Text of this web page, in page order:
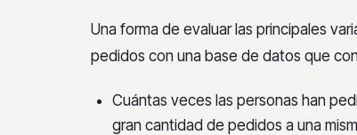
Una forma de evaluar las principales
pedidos con una base de datos que
Cuántas veces las personas han
gran cantidad de pedidos a una